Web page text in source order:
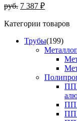
руб. 7 387 ₽
Категории товаров
Трубы(199)